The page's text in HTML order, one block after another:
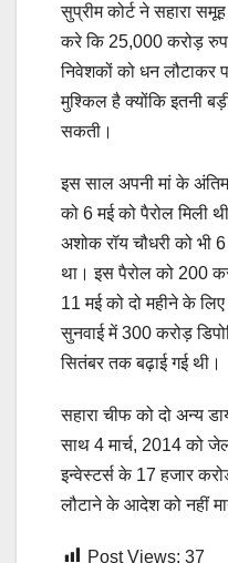
सुप्रीम कोर्ट ने सहारा
करे कि 25,000 करोड़
निवेशकों को धन लौटाकर
मुश्किल है क्योंकि इतनी
सकती।
इस साल अपनी मां के
को 6 मई को पैरोल मिली
अशोक रॉय चौधरी को भी 6
था। इस पैरोल को 200
11 मई को दो महीने के
सुनवाई में 300 करोड़
सितंबर तक बढ़ाई गई थी।
सहारा चीफ को दो अन्य
साथ 4 मार्च, 2014 को
इन्वेस्टर्स के 17 हजार
लौटाने के आदेश को नहीं
Post Views: 37